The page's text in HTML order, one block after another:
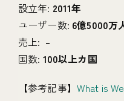
設立年: 2011年
ユーザー数: 6億5000万
売上: –
国数: 100以上カ国
【参考記事】 What is